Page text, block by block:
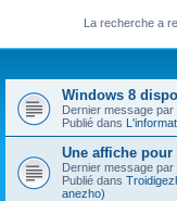
La recherche a
Windows 8
Dernier message par
Publié dans
Une affiche
Dernier message par
Publié dans
anezho)